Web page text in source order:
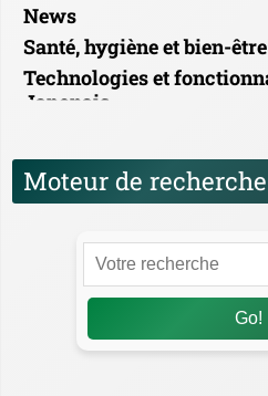
News
Santé, hygiène et bien-
Technologies et
Japonais
Moteur de recherche
Go!